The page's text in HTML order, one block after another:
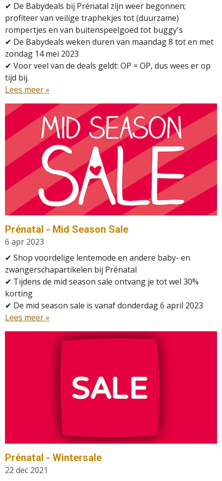
✔ De Babydeals bij Prénatal zijn weer begonnen;
profiteer van veilige traphekjes tot (duurzame)
rompertjes en van buitenspeelgoed tot buggy's
✔ De Babydeals weken duren van maandag 8 tot en met
zondag 14 mei 2023
✔ Voor veel van de deals geldt: OP = OP, dus wees er op
tijd bij.
Lees meer »
Prénatal - Mid Season Sale
6 apr 2023
✔ Shop voordelige lentemode en andere baby- en
zwangerschapartikelen bij Prénatal
✔ Tijdens de mid season sale ontvang je tot wel 30%
korting
✔ De mid season sale is vanaf donderdag 6 april 2023
Lees meer »
Prénatal - Wintersale
22 dec 2021